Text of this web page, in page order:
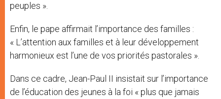
peuples ».
Enfin, le pape affirmait l’importance des familles :
« L’attention aux familles et à leur développement
harmonieux est l’une de vos priorités pastorales ».
Dans ce cadre, Jean-Paul II insistait sur l’importance
de l’éducation des jeunes à la foi « plus que jamais